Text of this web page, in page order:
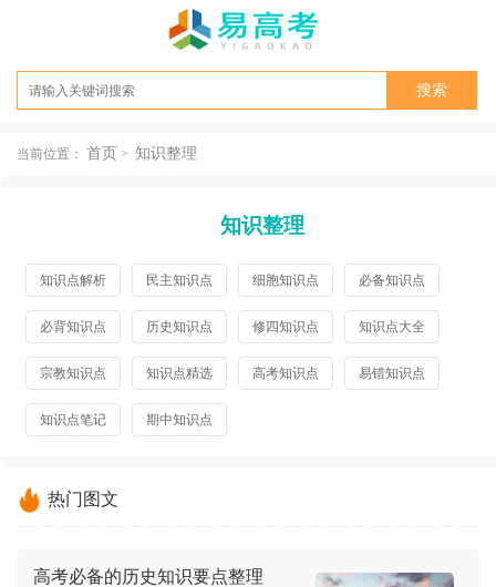
当前位置： 首页 > 知识整理
知识整理
知识点解析 民主知识点 细胞知识点 必备知识点
必背知识点 历史知识点 修四知识点 知识点大全
宗教知识点 知识点精选 高考知识点 易错知识点
知识点笔记 期中知识点
热门图文
高考必备的历史知识要点整理